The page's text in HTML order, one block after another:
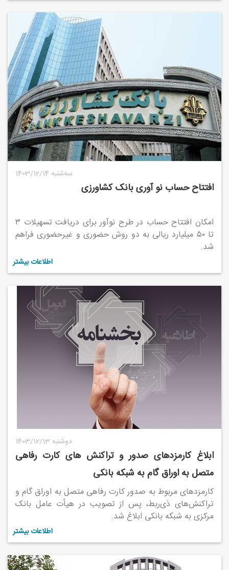
1403/12/14 سه‌شنبه
افتتاح حساب نو آوری بانک کشاورزی
امکان افتتاح حساب در طرح نوآور برای دریافت تسهیلات ۳
تا ۵۰ میلیارد ریالی به دو روش حضوری و غیرحضوری فراهم
شد.
اطلاعات بیشتر
1403/12/13 دوشنبه
ابلاغ کارمزدهای صدور و تراکنش های کارت رفاهی
متصل به اوراق گام به شبکه بانکی
کارمزدهای مربوط به صدور کارت رفاهی متصل به اوراق گام و
تراکنش‌های ذی‌ربط، پس از تصویب در هیأت عامل بانک
مرکزی به شبکه بانکی ابلاغ شد.
اطلاعات بیشتر